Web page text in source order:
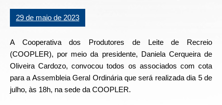
29 de maio de 2023
A Cooperativa dos Produtores de Leite de Recreio
(COOPLER), por meio da presidente, Daniela Cerqueira de
Oliveira Cardozo, convocou todos os associados com cota
para a Assembleia Geral Ordinária que será realizada dia 5 de
julho, às 18h, na sede da COOPLER.